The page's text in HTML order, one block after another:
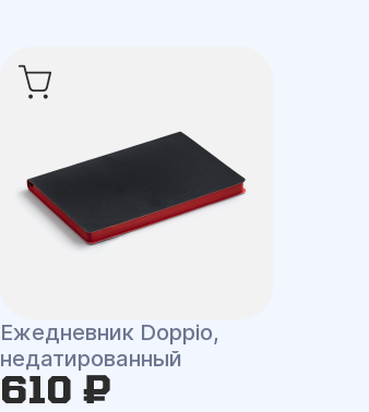
Ежедневник Doppio,
недатированный
610 ₽